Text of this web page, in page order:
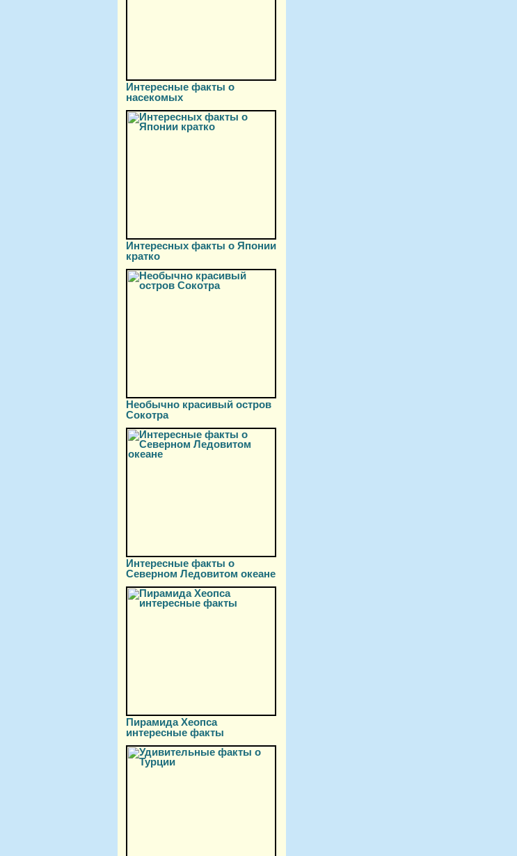
Интересные факты о
насекомых
Интересных факты о Японии
кратко
Необычно красивый остров
Сокотра
Интересные факты о
Северном Ледовитом океане
Пирамида Хеопса
интересные факты